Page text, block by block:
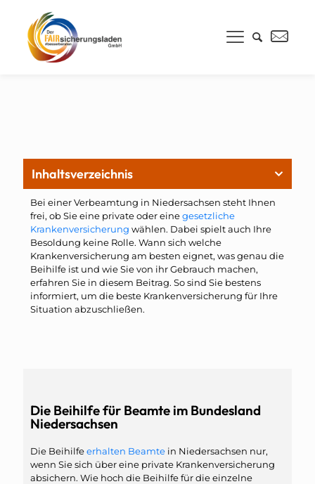
Bei einer Verbeamtung in Niedersachsen steht Ihnen
frei, ob Sie eine private oder einegesetzliche
Krankenversicherung wählen. Dabei spielt auch Ihre
Besoldung keine Rolle. Wann sich welche
Krankenversicherung am besten eignet, was genau die
Beihilfe ist und wie Sie von ihr Gebrauch machen,
erfahren Sie in diesem Beitrag. So sind Sie bestens
informiert, um die beste Krankenversicherung für Ihre
Situation abzuschließen.
Inhaltsverzeichnis
Die Beihilfe für Beamte im Bundesland
Niedersachsen
Die Beihilfeerhalten Beamte in Niedersachsen nur,
wenn Sie sich über eine private Krankenversicherung
absichern. Wie hoch die Beihilfe für die einzelne